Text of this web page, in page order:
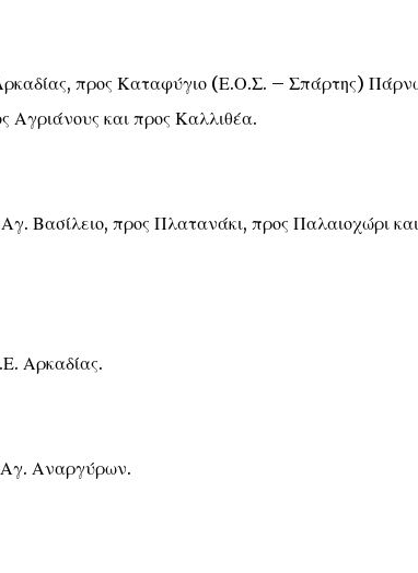
προς Καταφύγιο (Ε.Ο.Σ. – Σπάρτης)
Αγριάνους και προς Καλλιθέα.
Βασίλειο, προς Πλατανάκι, προς Παλαιοχώρι και
Αρκαδίας.
Αναργύρων.